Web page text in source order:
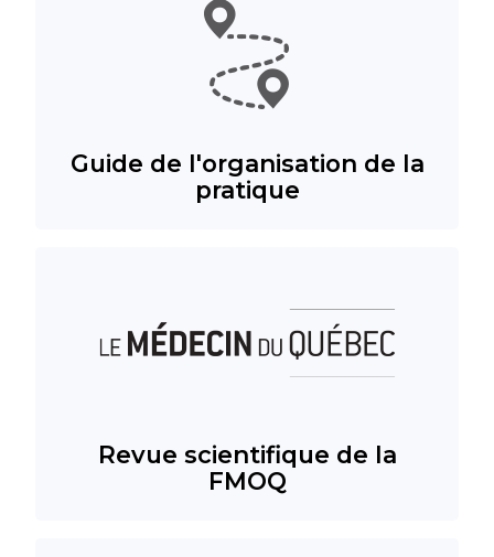
Guide de l'organisation de la
pratique
Revue scientifique de la
FMOQ